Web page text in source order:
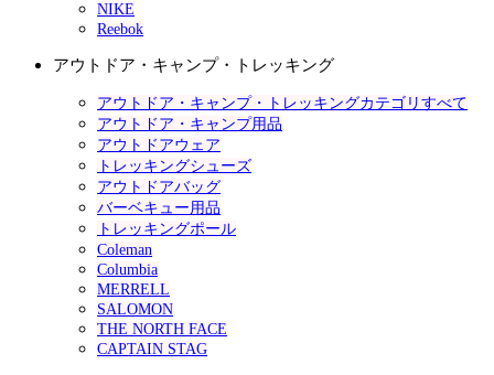
NIKE
Reebok
アウトドア・キャンプ・トレッキング
アウトドア・キャンプ・トレッキングカテゴリすべて
アウトドア・キャンプ用品
アウトドアウェア
トレッキングシューズ
アウトドアバッグ
バーベキュー用品
トレッキングポール
Coleman
Columbia
MERRELL
SALOMON
THE NORTH FACE
CAPTAIN STAG